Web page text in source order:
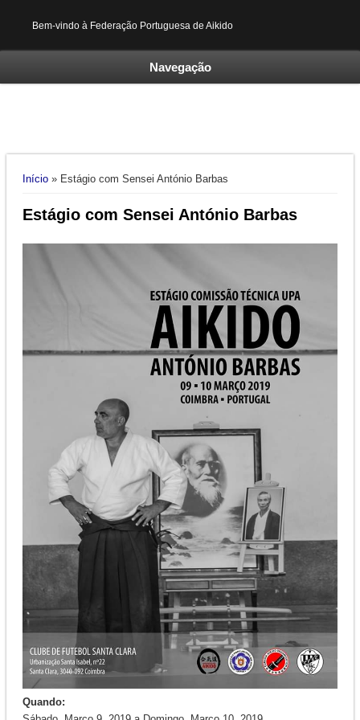
Bem-vindo à Federação Portuguesa de Aikido
Navegação
Está aqui
Início» Estágio com Sensei António Barbas
Estágio com Sensei António Barbas
Quando: